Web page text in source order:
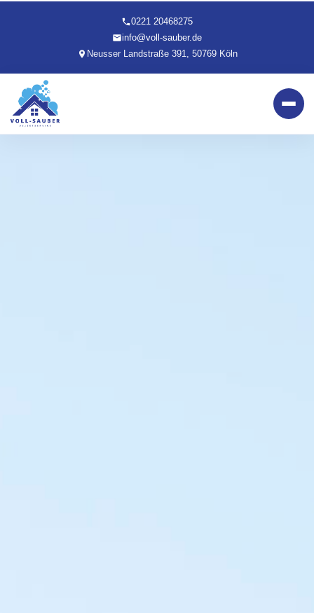
0221 20468275
info@voll-sauber.de
Neusser Landstraße 391, 50769 Köln